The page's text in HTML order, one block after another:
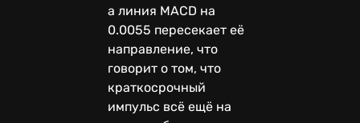
а линия MACD на
0.0055 пересекает её
направление, что
говорит о том, что
краткосрочный
импульс всё ещё на